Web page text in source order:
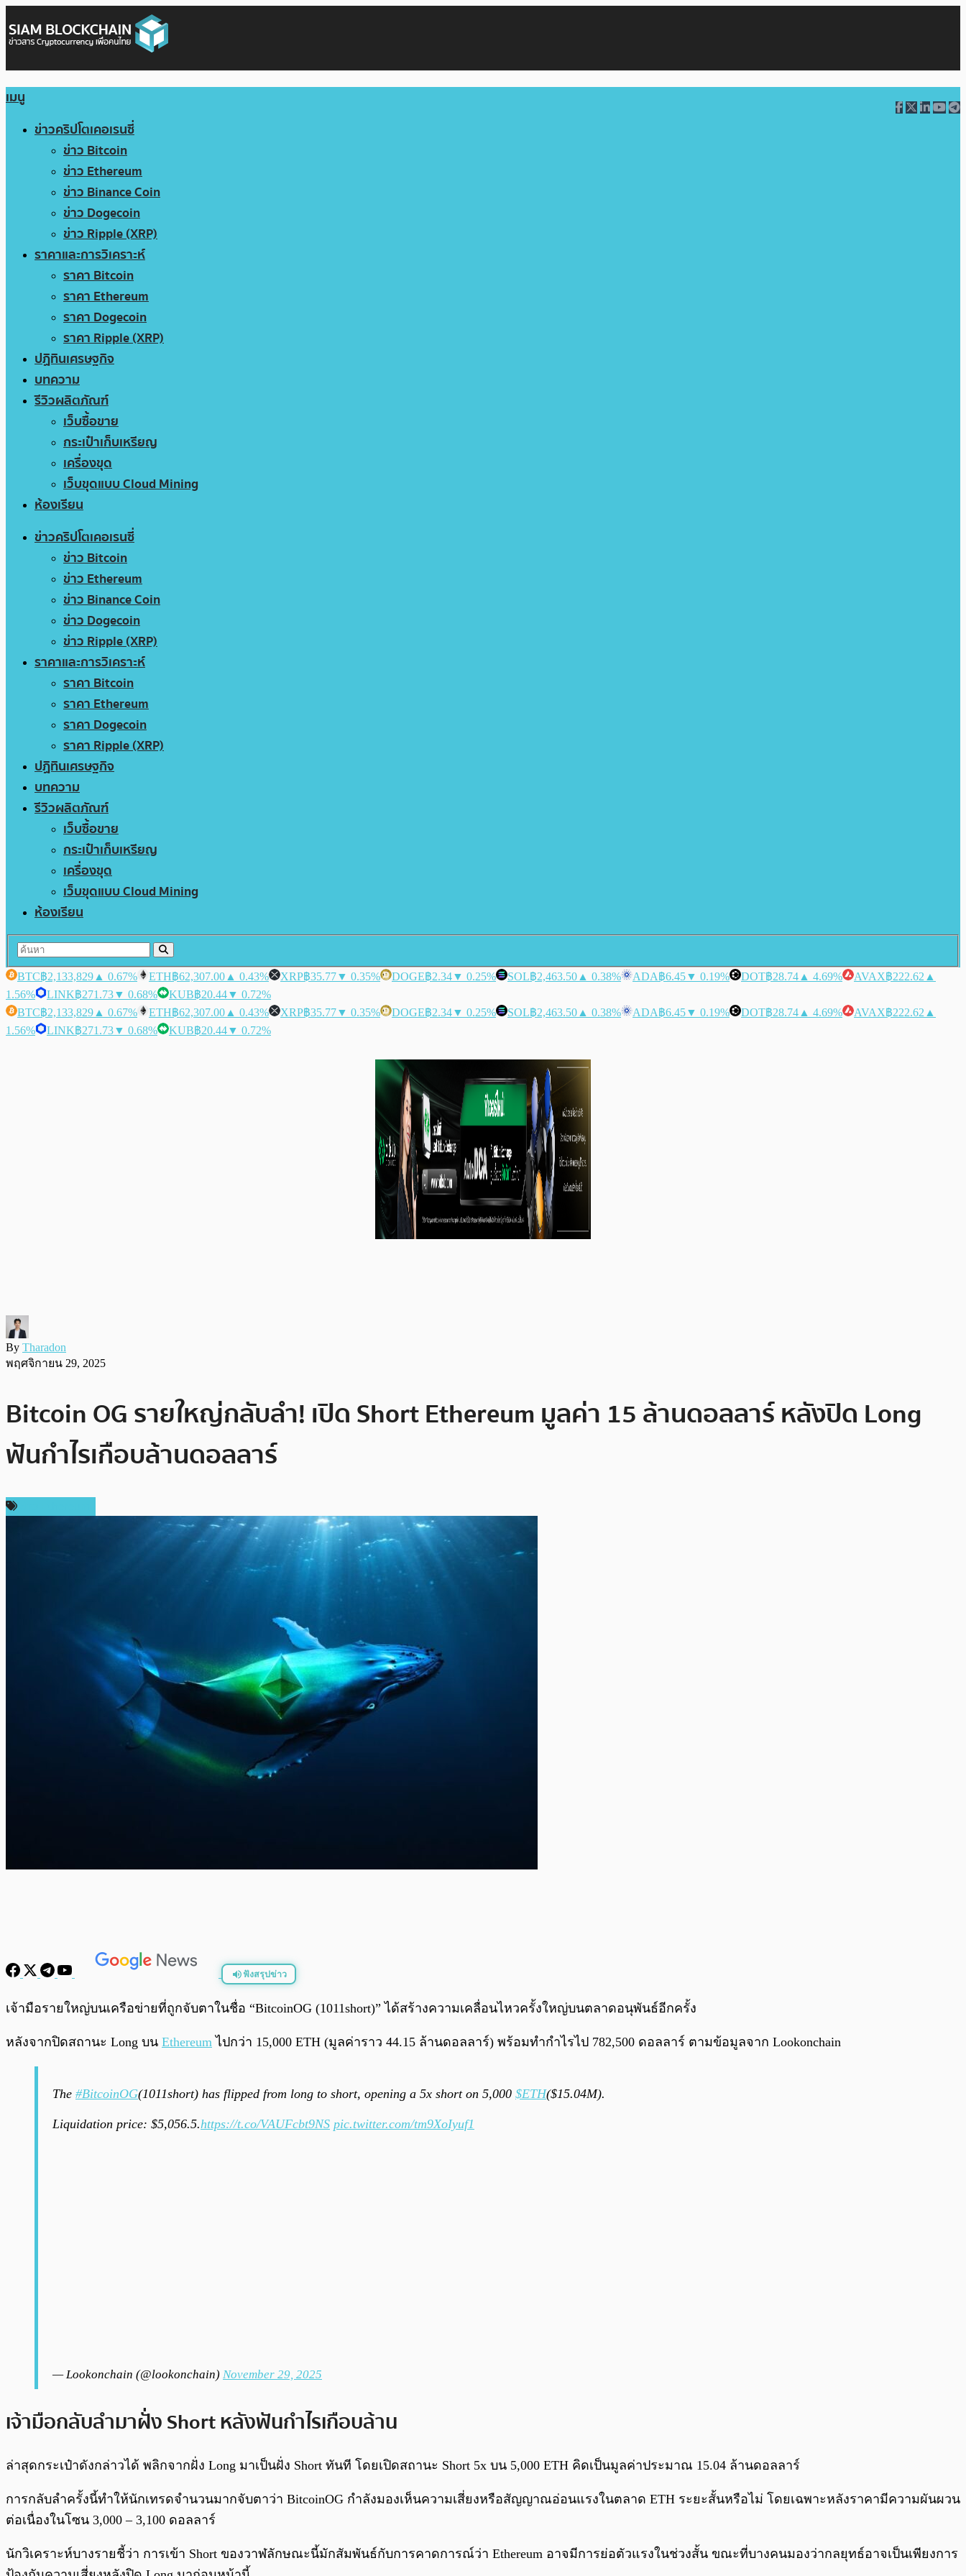
เมนู
ข่าวคริปโตเคอเรนซี่
ข่าว Bitcoin
ข่าว Ethereum
ข่าว Binance Coin
ข่าว Dogecoin
ข่าว Ripple (XRP)
ราคาและการวิเคราะห์
ราคา Bitcoin
ราคา Ethereum
ราคา Dogecoin
ราคา Ripple (XRP)
ปฏิทินเศรษฐกิจ
บทความ
รีวิวผลิตภัณฑ์
เว็บซื้อขาย
กระเป๋าเก็บเหรียญ
เครื่องขุด
เว็บขุดแบบ Cloud Mining
ห้องเรียน
ข่าวคริปโตเคอเรนซี่
ข่าว Bitcoin
ข่าว Ethereum
ข่าว Binance Coin
ข่าว Dogecoin
ข่าว Ripple (XRP)
ราคาและการวิเคราะห์
ราคา Bitcoin
ราคา Ethereum
ราคา Dogecoin
ราคา Ripple (XRP)
ปฏิทินเศรษฐกิจ
บทความ
รีวิวผลิตภัณฑ์
เว็บซื้อขาย
กระเป๋าเก็บเหรียญ
เครื่องขุด
เว็บขุดแบบ Cloud Mining
ห้องเรียน
BTC฿2,133,829 ▲ 0.67% ETH฿62,307.00 ▲ 0.43% XRP฿35.77▼ 0.35% DOGE฿2.34▼ 0.25% SOL฿2,463.50 ▲ 0.38% ADA฿6.45▼ 0.19% DOT฿28.74 ▲ 4.69% AVAX฿222.62 ▲
1.56%
LINK฿271.73▼ 0.68% KUB฿20.44▼ 0.72%
BTC฿2,133,829 ▲ 0.67% ETH฿62,307.00 ▲ 0.43% XRP฿35.77▼ 0.35% DOGE฿2.34▼ 0.25% SOL฿2,463.50 ▲ 0.38% ADA฿6.45▼ 0.19% DOT฿28.74 ▲ 4.69% AVAX฿222.62 ▲
1.56%
LINK฿271.73▼ 0.68% KUB฿20.44▼ 0.72%
By Tharadon
พฤศจิกายน 29, 2025
Bitcoin OG รายใหญ่กลับลำ! เปิด Short Ethereum มูลค่า 15 ล้านดอลลาร์ หลังปิด Long
ฟันกำไรเกือบล้านดอลลาร์
ฟังสรุปข่าว
พร้อมเล่น
เจ้ามือรายใหญ่บนเครือข่ายที่ถูกจับตาในชื่อ “BitcoinOG (1011short)” ได้สร้างความเคลื่อนไหวครั้งใหญ่บนตลาดอนุพันธ์อีกครั้ง
หลังจากปิดสถานะ Long บน Ethereum ไปกว่า 15,000 ETH (มูลค่าราว 44.15 ล้านดอลลาร์) พร้อมทำกำไรไป 782,500 ดอลลาร์ ตามข้อมูลจาก Lookonchain
The #BitcoinOG(1011short) has flipped from long to short, opening a 5x short on 5,000 $ETH($15.04M).
Liquidation price: $5,056.5.https://t.co/VAUFcbt9NS pic.twitter.com/tm9XoIyuf1
— Lookonchain (@lookonchain) November 29, 2025
เจ้ามือกลับลำมาฝั่ง Short หลังฟันกำไรเกือบล้าน
ล่าสุดกระเป๋าดังกล่าวได้ พลิกจากฝั่ง Long มาเป็นฝั่ง Short ทันที โดยเปิดสถานะ Short 5x บน 5,000 ETH คิดเป็นมูลค่าประมาณ 15.04 ล้านดอลลาร์
การกลับลำครั้งนี้ทำให้นักเทรดจำนวนมากจับตาว่า BitcoinOG กำลังมองเห็นความเสี่ยงหรือสัญญาณอ่อนแรงในตลาด ETH ระยะสั้นหรือไม่ โดยเฉพาะหลังราคามีความผันผวน
ต่อเนื่องในโซน 3,000 – 3,100 ดอลลาร์
นักวิเคราะห์บางรายชี้ว่า การเข้า Short ของวาฬลักษณะนี้มักสัมพันธ์กับการคาดการณ์ว่า Ethereum อาจมีการย่อตัวแรงในช่วงสั้น ขณะที่บางคนมองว่ากลยุทธ์อาจเป็นเพียงการ